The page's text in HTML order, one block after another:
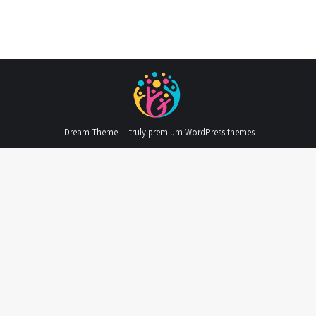
Dream-Theme — truly premium WordPress themes